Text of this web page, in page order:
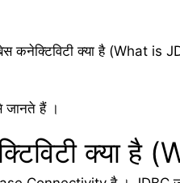
कनेक्टिविटी क्या है (What
जानते हैं ।
क्या